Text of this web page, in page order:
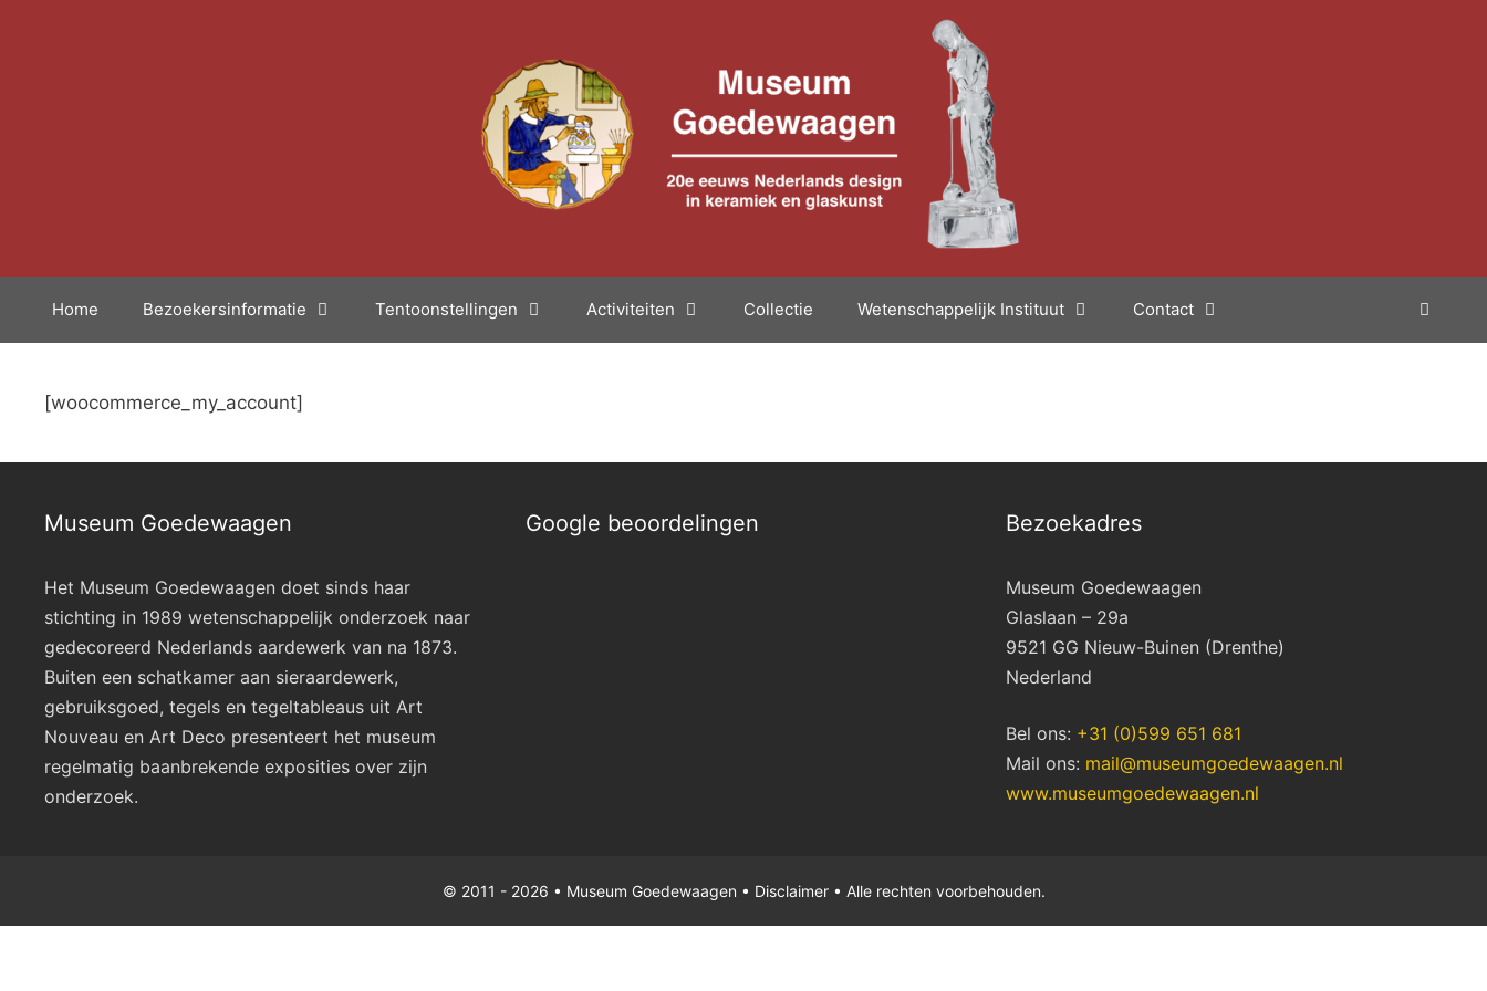
Home Bezoekersinformatie Tentoonstellingen Activiteiten Collectie Wetenschappelijk Instituut Contact
[woocommerce_my_account]
Museum Goedewaagen
Het Museum Goedewaagen doet sinds haar
stichting in 1989 wetenschappelijk onderzoek naar
gedecoreerd Nederlands aardewerk van na 1873.
Buiten een schatkamer aan sieraardewerk,
gebruiksgoed, tegels en tegeltableaus uit Art
Nouveau en Art Deco presenteert het museum
regelmatig baanbrekende exposities over zijn
onderzoek.
Google beoordelingen Bezoekadres
Museum Goedewaagen
Glaslaan – 29a
9521 GG Nieuw-Buinen (Drenthe)
Nederland
Bel ons: +31 (0)599 651 681
Mail ons: mail@museumgoedewaagen.nl
www.museumgoedewaagen.nl
© 2011 - 2026 • Museum Goedewaagen • Disclaimer• Alle rechten voorbehouden.